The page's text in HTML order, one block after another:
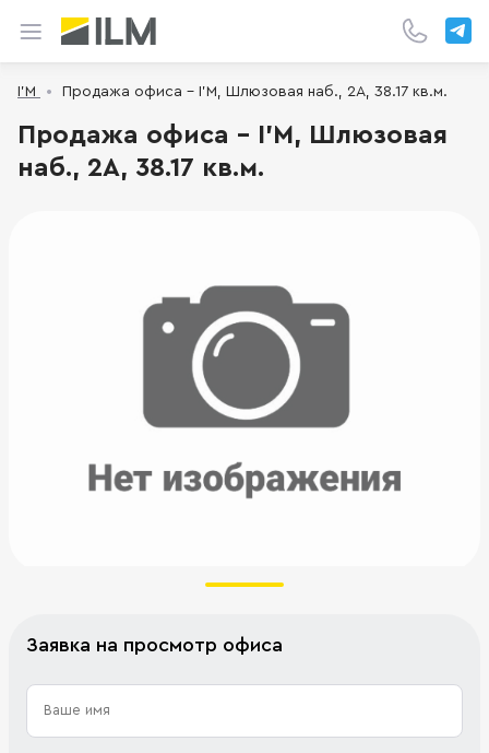
I’M Продажа офиса - I’M, Шлюзовая наб., 2А, 38.17 кв.м.
Продажа офиса - I’M, Шлюзовая
наб., 2А, 38.17 кв.м.
Заявка на просмотр офиса